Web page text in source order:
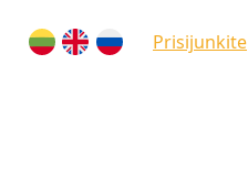
Prisijunkite